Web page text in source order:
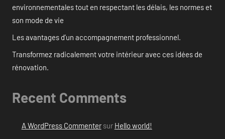
environnementales tout en respectant les délais, les normes et
son mode de vie
Les avantages d’un accompagnement professionnel.
Transformez radicalement votre intérieur avec ces idées de
rénovation.
Recent Comments
A WordPress Commentersur Hello world!